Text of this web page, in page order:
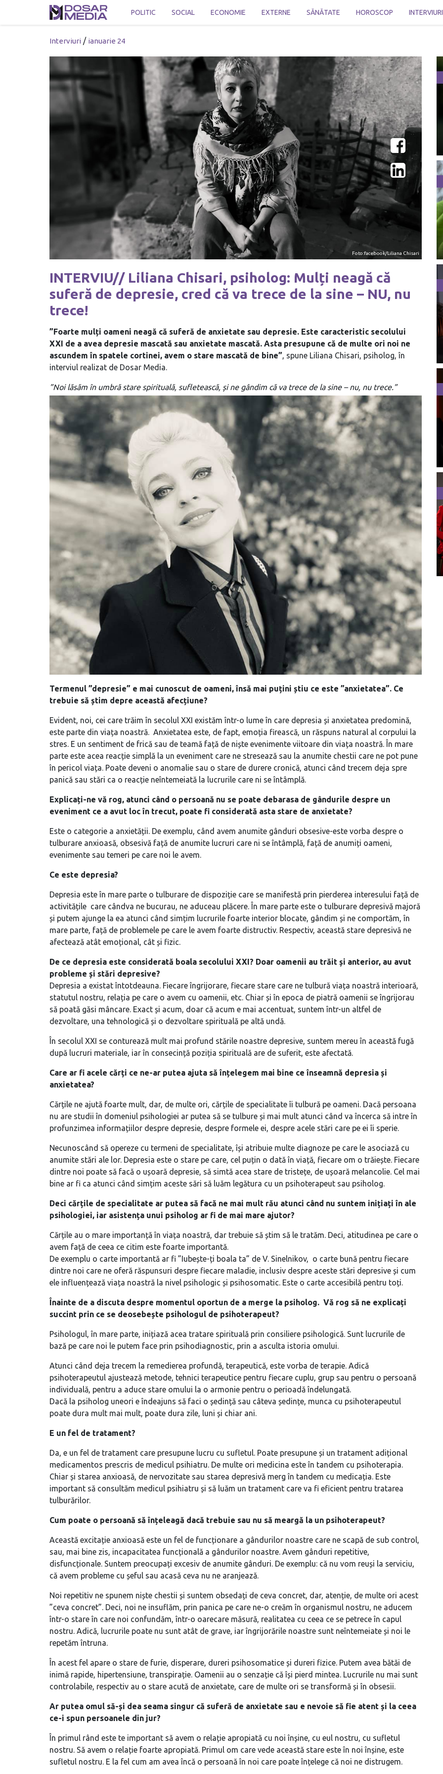
POLITIC SOCIAL ECONOMIE EXTERNE SĂNĂTATE HOROSCOP INTERVIURI
Interviuri / ianuarie 24
Foto:facebook/Liliana Chisari
INTERVIU// Liliana Chisari, psiholog: Mulți neagă că
suferă de depresie, cred că va trece de la sine – NU, nu
trece!
”Foarte mulți oameni neagă că suferă de anxietate sau depresie. Este caracteristic secolului
XXI de a avea depresie mascată sau anxietate mascată. Asta presupune că de multe ori noi ne
ascundem în spatele cortinei, avem o stare mascată de bine”, spune Liliana Chisari, psiholog, în
interviul realizat de Dosar Media.
”Noi lăsăm în umbră stare spirituală, sufletească, și ne gândim că va trece de la sine – nu, nu trece.”
Termenul ”depresie” e mai cunoscut de oameni, însă mai puțini știu ce este ”anxietatea”. Ce
trebuie să știm depre această afecțiune?
Evident, noi, cei care trăim în secolul XXI existăm într-o lume în care depresia și anxietatea predomină,
este parte din viața noastră. Anxietatea este, de fapt, emoția firească, un răspuns natural al corpului la
stres. E un sentiment de frică sau de teamă față de niște evenimente viitoare din viața noastră. În mare
parte este acea reacție simplă la un eveniment care ne stresează sau la anumite chestii care ne pot pune
în pericol viața. Poate deveni o anomalie sau o stare de durere cronică, atunci când trecem deja spre
panică sau stări ca o reacție neîntemeiată la lucrurile care ni se întâmplă.
Explicați-ne vă rog, atunci când o persoană nu se poate debarasa de gândurile despre un
eveniment ce a avut loc în trecut, poate fi considerată asta stare de anxietate?
Este o categorie a anxietății. De exemplu, când avem anumite gânduri obsesive-este vorba despre o
tulburare anxioasă, obsesivă față de anumite lucruri care ni se întâmplă, față de anumiți oameni,
evenimente sau temeri pe care noi le avem.
Ce este depresia?
Depresia este în mare parte o tulburare de dispoziție care se manifestă prin pierderea interesului față de
activitățile care cândva ne bucurau, ne aduceau plăcere. În mare parte este o tulburare depresivă majoră
și putem ajunge la ea atunci când simțim lucrurile foarte interior blocate, gândim și ne comportăm, în
mare parte, față de problemele pe care le avem foarte distructiv. Respectiv, această stare depresivă ne
afectează atât emoțional, cât și fizic.
De ce depresia este considerată boala secolului XXI? Doar oamenii au trăit și anterior, au avut
probleme și stări depresive?
Depresia a existat întotdeauna. Fiecare îngrijorare, fiecare stare care ne tulbură viața noastră interioară,
statutul nostru, relația pe care o avem cu oamenii, etc. Chiar și în epoca de piatră oamenii se îngrijorau
să poată găsi mâncare. Exact și acum, doar că acum e mai accentuat, suntem într-un altfel de
dezvoltare, una tehnologică și o dezvoltare spirituală pe altă undă.
În secolul XXI se conturează mult mai profund stările noastre depresive, suntem mereu în această fugă
după lucruri materiale, iar în consecință poziția spirituală are de suferit, este afectată.
Care ar fi acele cărți ce ne-ar putea ajuta să înțelegem mai bine ce înseamnă depresia și
anxietatea?
Cărțile ne ajută foarte mult, dar, de multe ori, cărțile de specialitate îi tulbură pe oameni. Dacă persoana
nu are studii în domeniul psihologiei ar putea să se tulbure și mai mult atunci când va încerca să intre în
profunzimea informațiilor despre depresie, despre formele ei, despre acele stări care pe ei îi sperie.
Necunoscând să opereze cu termeni de specialitate, își atribuie multe diagnoze pe care le asociază cu
anumite stări ale lor. Depresia este o stare pe care, cel puțin o dată în viață, fiecare om o trăiește. Fiecare
dintre noi poate să facă o ușoară depresie, să simtă acea stare de tristețe, de ușoară melancolie. Cel mai
bine ar fi ca atunci când simțim aceste sări să luăm legătura cu un psihoterapeut sau psiholog.
Deci cărțile de specialitate ar putea să facă ne mai mult rău atunci când nu suntem inițiați în ale
psihologiei, iar asistența unui psiholog ar fi de mai mare ajutor?
Cărțile au o mare importanță în viața noastră, dar trebuie să știm să le tratăm. Deci, atitudinea pe care o
avem față de ceea ce citim este foarte importantă.
De exemplu o carte importantă ar fi ”Iubește-ți boala ta” de V. Sinelnikov, o carte bună pentru fiecare
dintre noi care ne oferă răspunsuri despre fiecare maladie, inclusiv despre aceste stări depresive și cum
ele influențează viața noastră la nivel psihologic și psihosomatic. Este o carte accesibilă pentru toți.
Înainte de a discuta despre momentul oportun de a merge la psiholog. Vă rog să ne explicați
succint prin ce se deosebește psihologul de psihoterapeut?
Psihologul, în mare parte, inițiază acea tratare spirituală prin consiliere psihologică. Sunt lucrurile de
bază pe care noi le putem face prin psihodiagnostic, prin a asculta istoria omului.
Atunci când deja trecem la remedierea profundă, terapeutică, este vorba de terapie. Adică
psihoterapeutul ajustează metode, tehnici terapeutice pentru fiecare cuplu, grup sau pentru o persoană
individuală, pentru a aduce stare omului la o armonie pentru o perioadă îndelungată.
Dacă la psiholog uneori e îndeajuns să faci o ședință sau câteva ședințe, munca cu psihoterapeutul
poate dura mult mai mult, poate dura zile, luni și chiar ani.
E un fel de tratament?
Da, e un fel de tratament care presupune lucru cu sufletul. Poate presupune și un tratament adițional
medicamentos prescris de medicul psihiatru. De multe ori medicina este în tandem cu psihoterapia.
Chiar și starea anxioasă, de nervozitate sau starea depresivă merg în tandem cu medicația. Este
important să consultăm medicul psihiatru și să luăm un tratament care va fi eficient pentru tratarea
tulburărilor.
Cum poate o persoană să înțeleagă dacă trebuie sau nu să meargă la un psihoterapeut?
Această excitație anxioasă este un fel de funcționare a gândurilor noastre care ne scapă de sub control,
sau, mai bine zis, incapacitatea funcțională a gândurilor noastre. Avem gânduri repetitive,
disfuncționale. Suntem preocupați excesiv de anumite gânduri. De exemplu: că nu vom reuși la serviciu,
că avem probleme cu șeful sau acasă ceva nu ne aranjează.
Noi repetitiv ne spunem niște chestii și suntem obsedați de ceva concret, dar, atenție, de multe ori acest
”ceva concret”. Deci, noi ne insuflăm, prin panica pe care ne-o creăm în organismul nostru, ne aducem
într-o stare în care noi confundăm, într-o oarecare măsură, realitatea cu ceea ce se petrece în capul
nostru. Adică, lucrurile poate nu sunt atât de grave, iar îngrijorările noastre sunt neîntemeiate și noi le
repetăm întruna.
În acest fel apare o stare de furie, disperare, dureri psihosomatice și dureri fizice. Putem avea bătăi de
inimă rapide, hipertensiune, transpirație. Oamenii au o senzație că își pierd mintea. Lucrurile nu mai sunt
controlabile, respectiv au o stare acută de anxietate, care de multe ori se transformă și în obsesii.
Ar putea omul să-și dea seama singur că suferă de anxietate sau e nevoie să fie atent și la ceea
ce-i spun persoanele din jur?
În primul rând este te important să avem o relație apropiată cu noi înșine, cu eul nostru, cu sufletul
nostru. Să avem o relație foarte apropiată. Primul om care vede această stare este în noi înșine, este
sufletul nostru. E la fel cum am avea încă o persoană în noi care poate înțelege că noi ne distrugem.